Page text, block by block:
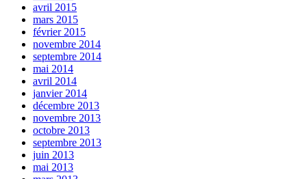
avril 2015
mars 2015
février 2015
novembre 2014
septembre 2014
mai 2014
avril 2014
janvier 2014
décembre 2013
novembre 2013
octobre 2013
septembre 2013
juin 2013
mai 2013